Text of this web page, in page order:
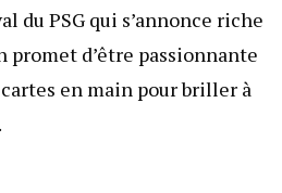
du PSG qui s’annonce riche
promet d’être passionnante
en main pour briller à